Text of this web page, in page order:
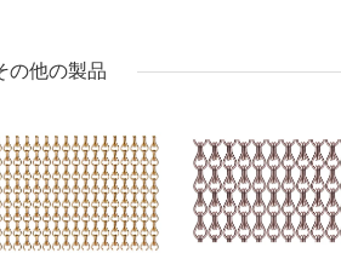
の他の製品